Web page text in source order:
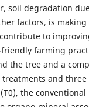
soil degradation
factors, is
to
farming
the tree and a
and
the